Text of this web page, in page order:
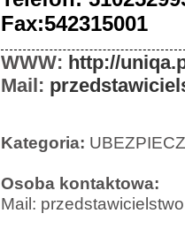
Fax:542315001
WWW: http://
Mail:
Kategoria:
Osoba kontaktowa:
Mail: